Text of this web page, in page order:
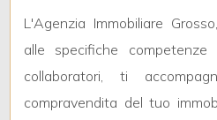
L'Agenzia Immobiliare
alle specifiche
collaboratori, ti
compravendita del tuo
Altre
opzioni
-
multiscelta